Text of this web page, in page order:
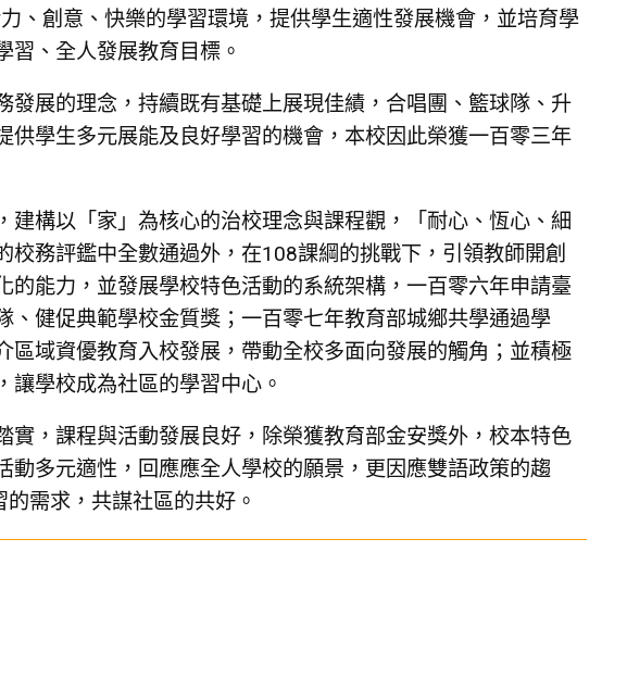
、創意、快樂的學習環境，提供學生適性發展機會，並培育學
習、全人發展教育目標。
發展的理念，持續既有基礎上展現佳績，合唱團、籃球隊、升
學生多元展能及良好學習的機會，本校因此榮獲一百零三年
構以「家」為核心的治校理念與課程觀，「耐心、恆心、細
務評鑑中全數通過外，在108課綱的挑戰下，引領教師開創
能力，並發展學校特色活動的系統架構，一百零六年申請臺
健促典範學校金質獎；一百零七年教育部城鄉共學通過學
域資優教育入校發展，帶動全校多面向發展的觸角；並積極
學校成為社區的學習中心。
實，課程與活動發展良好，除榮獲教育部金安獎外，校本特色
多元適性，回應應全人學校的願景，更因應雙語政策的趨
需求，共謀社區的共好。